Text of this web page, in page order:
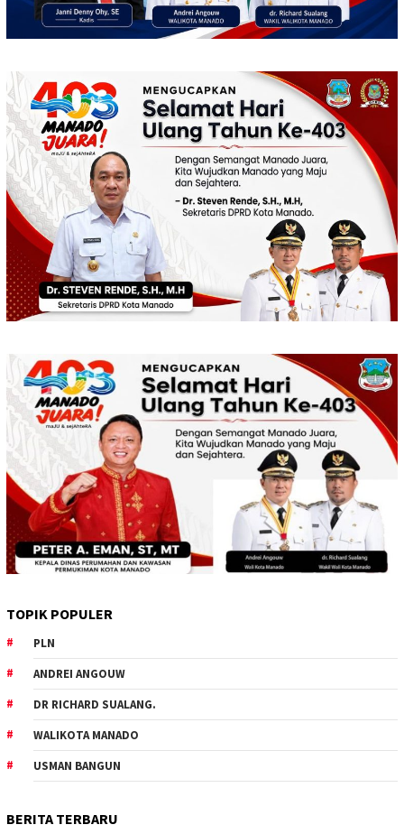
TOPIK POPULER
PLN
ANDREI ANGOUW
DR RICHARD SUALANG.
WALIKOTA MANADO
USMAN BANGUN
BERITA TERBARU